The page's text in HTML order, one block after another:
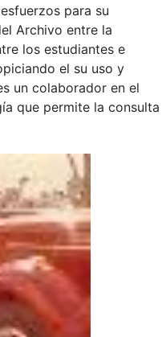
para su
Archivo entre la
los estudiantes e
el su uso y
un colaborador en el
que permite la consulta